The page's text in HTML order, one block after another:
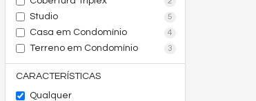
Studio 5
Casa em Condomínio 4
Terreno em Condomínio 3
CARACTERÍSTICAS
Qualquer